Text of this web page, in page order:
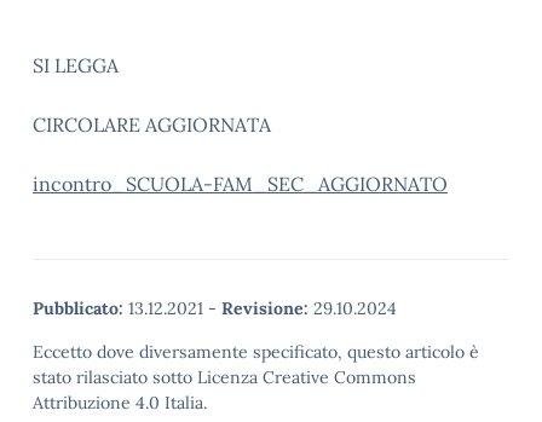
SI LEGGA
CIRCOLARE AGGIORNATA
incontro_SCUOLA-FAM_SEC_AGGIORNATO
Pubblicato: 13.12.2021 - Revisione: 29.10.2024
Eccetto dove diversamente specificato, questo articolo è
stato rilasciato sotto Licenza Creative Commons
Attribuzione 4.0 Italia.